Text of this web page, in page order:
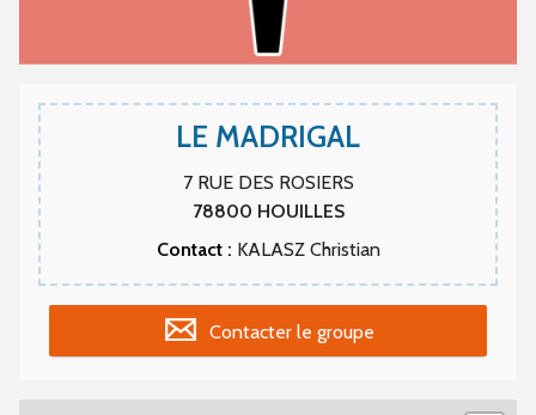
LE MADRIGAL
7 RUE DES ROSIERS
78800 HOUILLES
Contact : KALASZ Christian
Contacter le groupe